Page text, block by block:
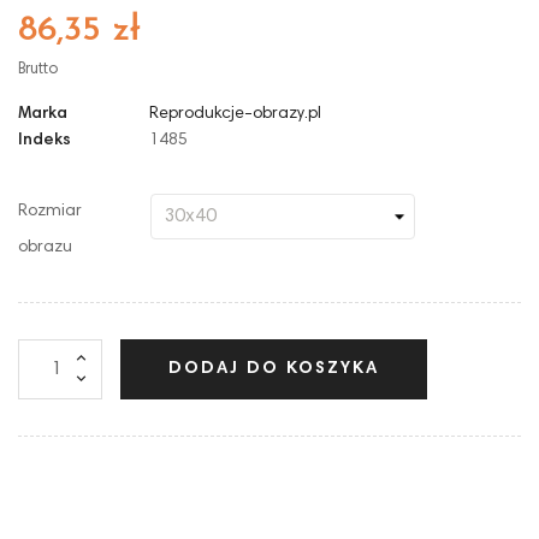
86,35 zł
Brutto
Marka
Reprodukcje-obrazy.pl
Indeks
1485
Rozmiar
obrazu
DODAJ DO KOSZYKA